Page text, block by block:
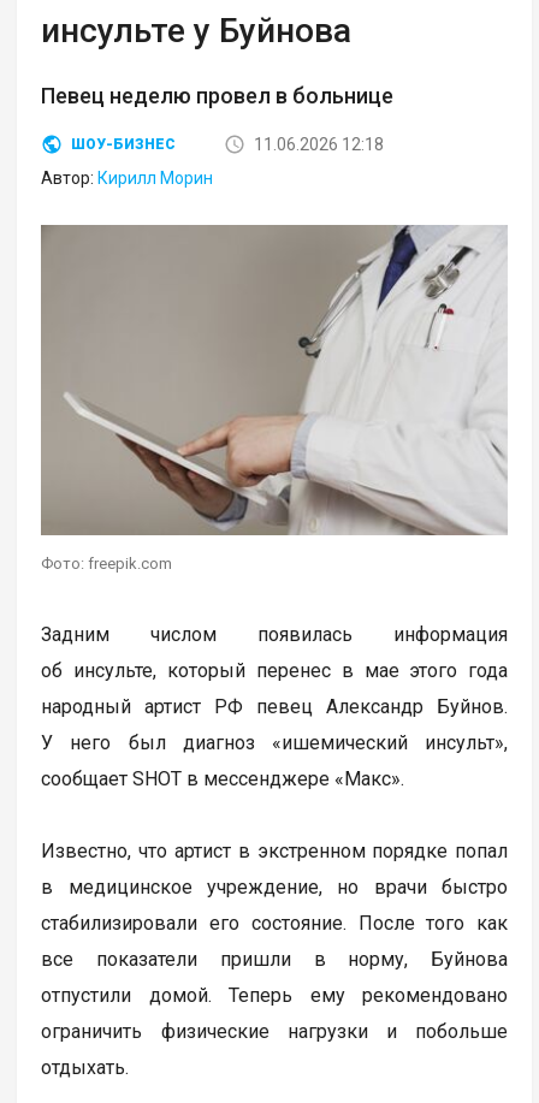
инсульте у Буйнова
Певец неделю провел в больнице
ШОУ-БИЗНЕС
11.06.2026 12:18
Автор: Кирилл Морин
Фото: freepik.com
Задним числом появилась информация
об инсульте, который перенес в мае этого года
народный артист РФ певец Александр Буйнов.
У него был диагноз «ишемический инсульт»,
сообщает SHOT в мессенджере «Макс».
Известно, что артист в экстренном порядке попал
в медицинское учреждение, но врачи быстро
стабилизировали его состояние. После того как
все показатели пришли в норму, Буйнова
отпустили домой. Теперь ему рекомендовано
ограничить физические нагрузки и побольше
отдыхать.